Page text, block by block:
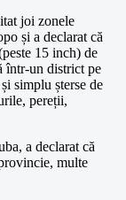
joi zonele
și a declarat că
15 inch) de
într-un district pe
simplu șterse de
pereții,
a declarat că
multe